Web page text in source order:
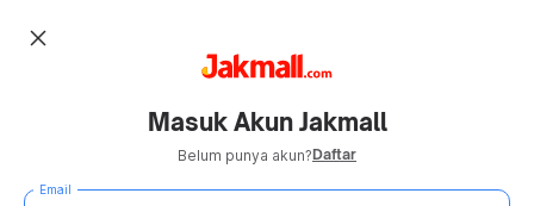
close
Masuk Akun Jakmall
Belum punya akun?Daftar
Email